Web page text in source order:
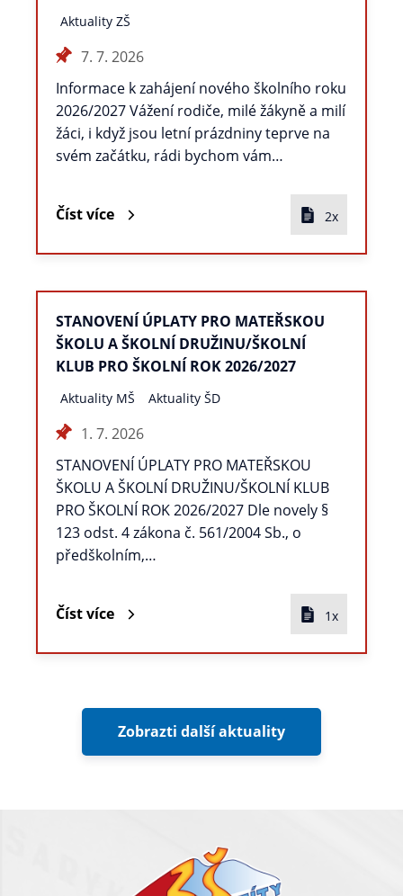
Aktuality ZŠ
7. 7. 2026
Informace k zahájení nového školního roku
2026/2027 Vážení rodiče, milé žákyně a milí
žáci, i když jsou letní prázdniny teprve na
svém začátku, rádi bychom vám…
Číst více 2x
STANOVENÍ ÚPLATY PRO MATEŘSKOU
ŠKOLU A ŠKOLNÍ DRUŽINU/ŠKOLNÍ
KLUB PRO ŠKOLNÍ ROK 2026/2027
Aktuality MŠ Aktuality ŠD
1. 7. 2026
STANOVENÍ ÚPLATY PRO MATEŘSKOU
ŠKOLU A ŠKOLNÍ DRUŽINU/ŠKOLNÍ KLUB
PRO ŠKOLNÍ ROK 2026/2027 Dle novely §
123 odst. 4 zákona č. 561/2004 Sb., o
předškolním,…
Číst více 1x
Zobrazti další aktuality